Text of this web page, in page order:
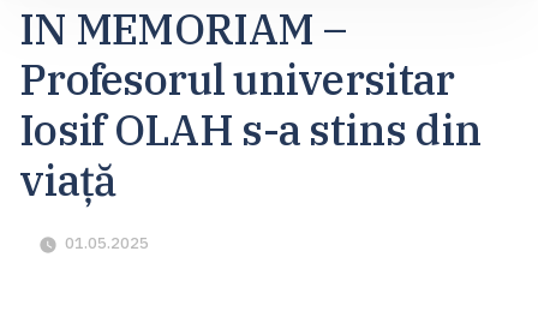
conținut
IN MEMORIAM –
Profesorul universitar
Iosif OLAH s-a stins din
viață
01.05.2025